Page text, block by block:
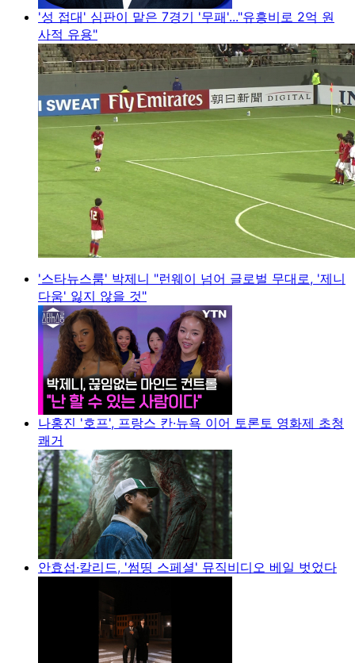
'성 접대' 심판이 맡은 7경기 '무패'..."유흥비로 2억 원
사적 유용"
'스타뉴스룸' 박제니 "런웨이 넘어 글로벌 무대로, '제니
다움' 잃지 않을 것"
나홍진 '호프', 프랑스 칸·뉴욕 이어 토론토 영화제 초청
쾌거
안효섭·칼리드, '썸띵 스페셜' 뮤직비디오 베일 벗었다